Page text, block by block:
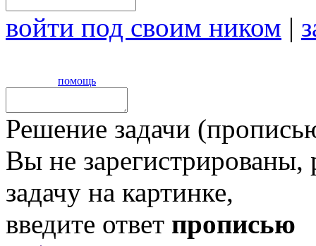
войти под своим ником |
помощь
Решение задачи
Вы не
задачу на картинке,
введите ответ прописью